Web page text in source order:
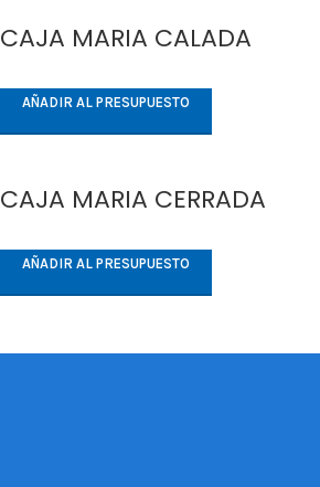
CAJA MARIA CALADA
AÑADIR AL PRESUPUESTO
CAJA MARIA CERRADA
AÑADIR AL PRESUPUESTO